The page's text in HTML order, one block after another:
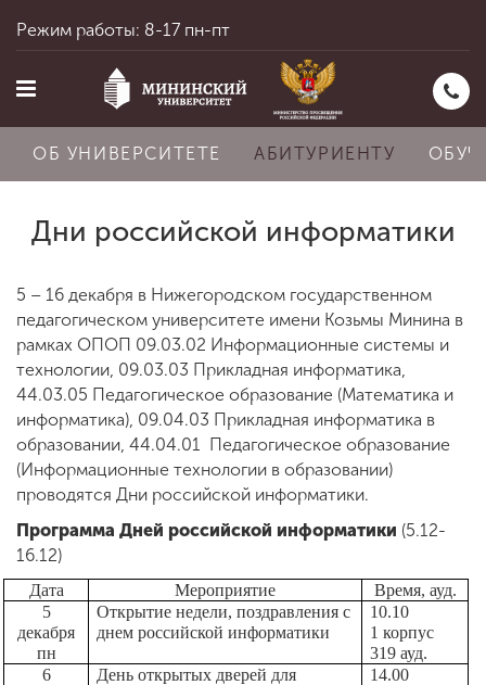
Об университете
Абитуриенту
Обучение
Международная
деятельность
Режим работы: 8-17 пн-пт
ОБ УНИВЕРСИТЕТЕ АБИТУРИЕНТУ
Дни российской информатики
5 – 16 декабря в Нижегородском государственном
педагогическом университете имени Козьмы Минина в
рамках ОПОП 09.03.02 Информационные системы и
технологии, 09.03.03 Прикладная информатика,
44.03.05 Педагогическое образование (Математика и
информатика), 09.04.03 Прикладная информатика в
образовании, 44.04.01 Педагогическое образование
(Информационные технологии в образовании)
проводятся Дни российской информатики.
Программа Дней российской информатики (5.12-
16.12)
Дата Мероприятие
Время, ауд.
5
декабря
пн
Открытие недели, поздравления с
днем российской информатики
10.10
1 корпус
319 ауд.
6
День открытых дверей для
14.00